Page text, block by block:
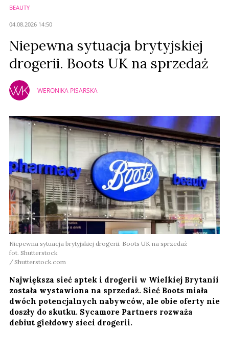
BEAUTY
04.08.2026 14:50
Niepewna sytuacja brytyjskiej
drogerii. Boots UK na sprzedaż
WERONIKA PISARSKA
Niepewna sytuacja brytyjskiej drogerii. Boots UK na sprzedaż
fot. Shutterstock
Shutterstock.com
Największa sieć aptek i drogerii w Wielkiej Brytanii
została wystawiona na sprzedaż. Sieć Boots miała
dwóch potencjalnych nabywców, ale obie oferty nie
doszły do skutku. Sycamore Partners rozważa
debiut giełdowy sieci drogerii.